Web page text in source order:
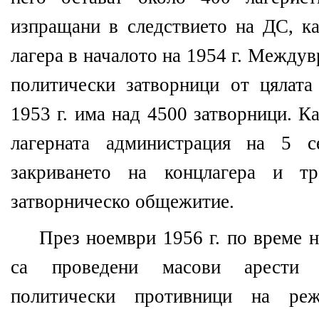
изпращани в следствието на ДС,
лагера в началото на 1954 г.
политически затворници от
1953 г. има над 4500 затворници.
лагерната администрация на 5
закриването на концлагера и
затворническо общежитие.
През ноември 1956 г. по време
са проведени масови арести
политически противници на